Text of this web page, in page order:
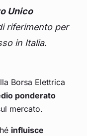
Unico
riferimento per
in Italia.
Borsa Elettrica
ponderato
mercato.
influisce